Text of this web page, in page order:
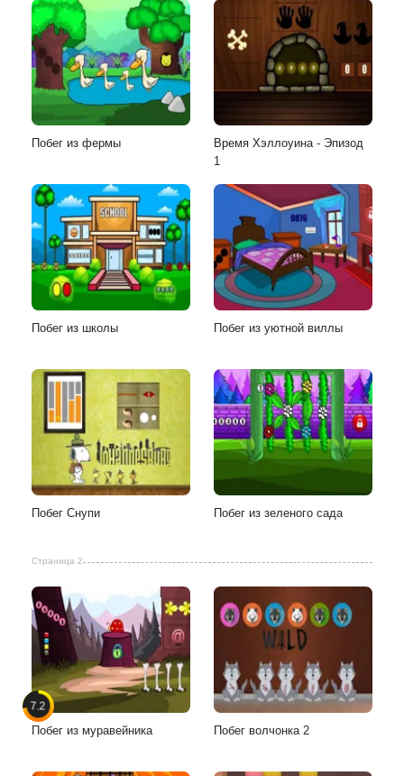
Побег из фермы
Время Хэллоуина - Эпизод
1
Побег из школы Побег из уютной виллы
Побег Снупи Побег из зеленого сада
Страница 2
7.2
Побег из муравейника Побег волчонка 2